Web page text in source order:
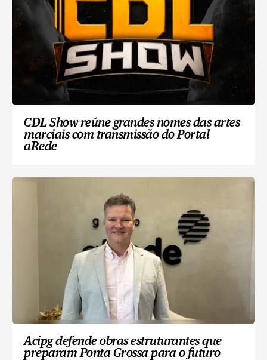
CDL Show reúne grandes nomes das artes
marciais com transmissão do Portal
aRede
Acipg defende obras estruturantes que
preparam Ponta Grossa para o futuro